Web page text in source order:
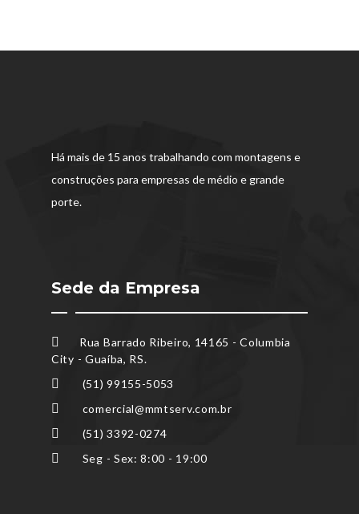
Há mais de 15 anos trabalhando com montagens e
construções para empresas de médio e grande
porte.
Sede da Empresa
Rua Barrado Ribeiro, 14165 - Columbia
City - Guaíba, RS.
(51) 99155-5053
comercial@mmtserv.com.br
(51) 3392-0274
Seg - Sex: 8:00 - 19:00